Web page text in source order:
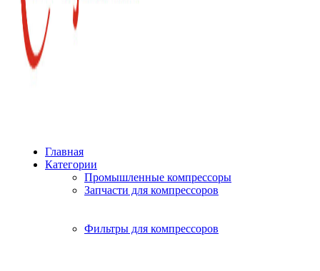
Главная
Категории
Промышленные компрессоры
Запчасти для компрессоров
Фильтры для компрессоров